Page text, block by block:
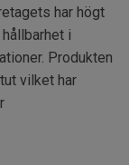
har högt
i
Produkten
vilket har